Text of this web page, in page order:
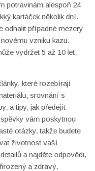
potravinám alespoň 24
kartáček několik dní.
odhalit případné mezery
vzniku kazu.
vydržet 5 až 10 let,
které rozebírají
srovnání s
a tipy, jak předejít
vám poskytnou
otázky, takže budete
životnost vaší
a najděte odpovědi,
a zdravý.